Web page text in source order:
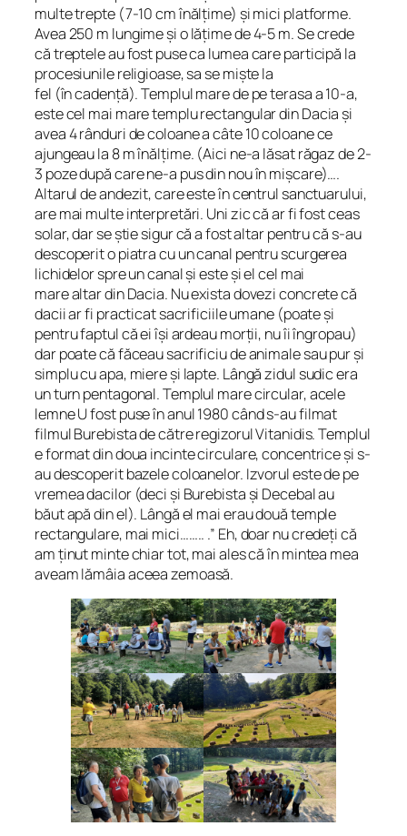
multe trepte (7-10 cm înălțime) și mici platforme.
Avea 250 m lungime și o lățime de 4-5 m. Se crede
că treptele au fost puse ca lumea care participă la
procesiunile religioase, sa se miște la
fel (în cadență). Templul mare de pe terasa a 10-a,
este cel mai mare templu rectangular din Dacia și
avea 4 rânduri de coloane a câte 10 coloane ce
ajungeau la 8 m înălțime. (Aici ne-a lăsat răgaz de 2-
3 poze după care ne-a pus din nou în mișcare)….
Altarul de andezit, care este în centrul sanctuarului,
are mai multe interpretări. Uni zic că ar fi fost ceas
solar, dar se știe sigur că a fost altar pentru că s-au
descoperit o piatra cu un canal pentru scurgerea
lichidelor spre un canal și este și el cel mai
mare altar din Dacia. Nu exista dovezi concrete că
dacii ar fi practicat sacrificiile umane (poate și
pentru faptul că ei își ardeau morții, nu îi îngropau)
dar poate că făceau sacrificiu de animale sau pur și
simplu cu apa, miere și lapte. Lângă zidul sudic era
un turn pentagonal. Templul mare circular, acele
lemne U fost puse în anul 1980 când s-au filmat
filmul Burebista de către regizorul Vitanidis. Templul
e format din doua incinte circulare, concentrice și s-
au descoperit bazele coloanelor. Izvorul este de pe
vremea dacilor (deci și Burebista și Decebal au
băut apă din el). Lângă el mai erau două temple
rectangulare, mai mici…….. .” Eh, doar nu credeți că
am ținut minte chiar tot, mai ales că în mintea mea
aveam lămâia aceea zemoasă.